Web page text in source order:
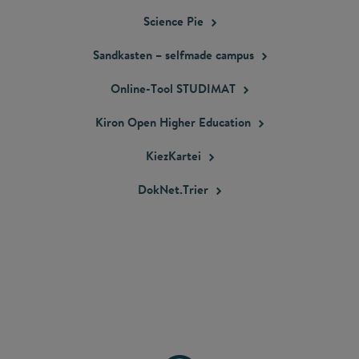
Science Pie
Sandkasten – selfmade campus
Online-Tool STUDIMAT
Kiron Open Higher Education
KiezKartei
DokNet.Trier